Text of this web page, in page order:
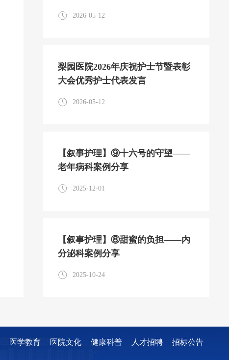
2026-05-12
梨园医院2026年庆祝护士节暨表彰
大会优秀护士代表发言
2026-05-12
【叙事护理】⑨十六号的守望——
老年病科案例分享
2025-12-01
【叙事护理】⑧甜蜜的负担——内
分泌科案例分享
2025-10-24
医学教育 医院文化 健康科普 人才招聘
招标公告